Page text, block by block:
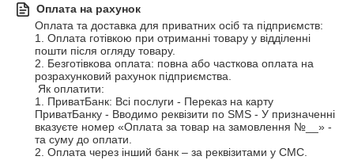
Оплата на рахунок
Оплата та доставка для приватних осіб та підприємств:
1. Оплата готівкою при отриманні товару у відділенні
пошти після огляду товару.
2. Безготівкова оплата: повна або часткова оплата на
розрахунковий рахунок підприємства.
1. ПриватБанк: Всі послуги - Переказ на карту
ПриватБанку - Вводимо реквізити по SMS - У призначенні
вказуєте номер «Оплата за товар на замовлення №__» -
та суму до оплати.
2. Оплата через інший банк – за реквізитами у СМС.